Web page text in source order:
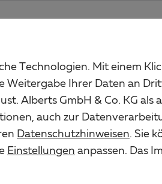
Technologien. Mit einem
Weitergabe Ihrer Daten an
Alberts GmbH & Co. KG als
auch zur
Datenschutzhinweisen. Sie
Einstellungen anpassen. Das